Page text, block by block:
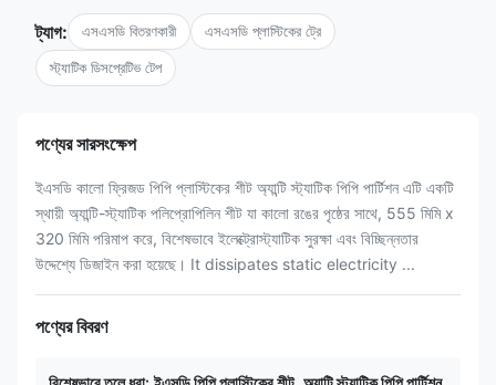
ট্যাগ: এসএসডি বিতরণকারী এসএসডি প্লাস্টিকের ট্রে
স্ট্যাটিক ডিসপ্রেটিভ টেপ
পণ্যের সারসংক্ষেপ
ইএসডি কালো ফ্রিজড পিপি প্লাস্টিকের শীট অ্যান্টি স্ট্যাটিক পিপি পার্টিশন এটি একটি
স্থায়ী অ্যান্টি-স্ট্যাটিক পলিপ্রোপিলিন শীট যা কালো রঙের পৃষ্ঠের সাথে, 555 মিমি x
320 মিমি পরিমাপ করে, বিশেষভাবে ইলেক্ট্রোস্ট্যাটিক সুরক্ষা এবং বিচ্ছিন্নতার
উদ্দেশ্যে ডিজাইন করা হয়েছে। It dissipates static electricity ...
পণ্যের বিবরণ